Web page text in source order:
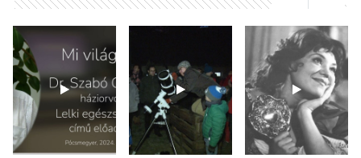
termésmennyisége
KULTÚRA 2026 AUG 04